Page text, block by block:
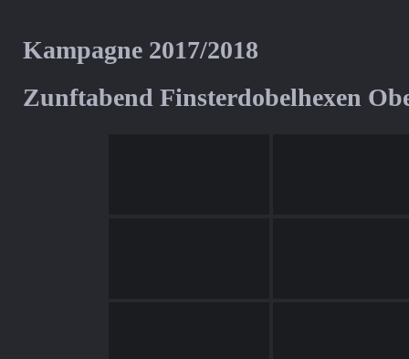
Kampagne 2017/2018
Zunftabend Finsterdobelhexen